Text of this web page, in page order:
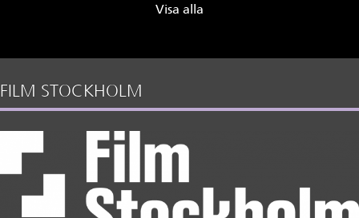
Visa alla
FILM STOCKHOLM